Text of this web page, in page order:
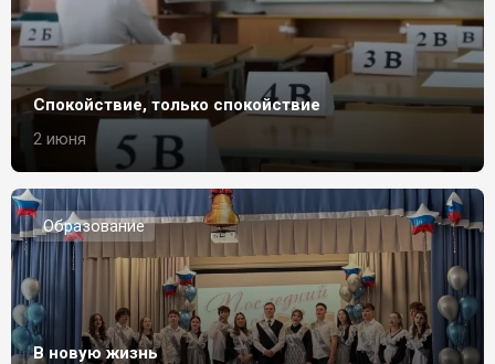
Спокойствие, только спокойствие
2 июня
Образование
В новую жизнь